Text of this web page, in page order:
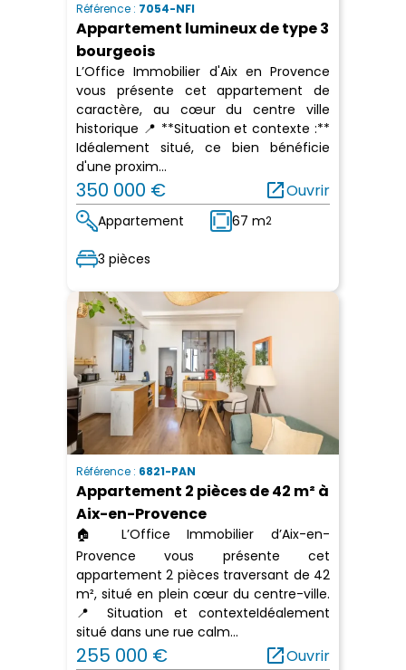
Référence : 7054-NFI
Appartement lumineux de type 3
bourgeois
L’Office Immobilier d'Aix en Provence
vous présente cet appartement de
caractère, au cœur du centre ville
historique 📍 **Situation et contexte :**
Idéalement situé, ce bien bénéficie
d'une proxim...
350 000 € open_in_newOuvrir
Appartement 67 m2
3 pièces
Référence : 6821-PAN
Appartement 2 pièces de 42 m² à
Aix-en-Provence
🏠 L’Office Immobilier d’Aix-en-
Provence vous présente cet
appartement 2 pièces traversant de 42
m², situé en plein cœur du centre-ville.
📍 Situation et contexteIdéalement
situé dans une rue calm...
255 000 € open_in_newOuvrir